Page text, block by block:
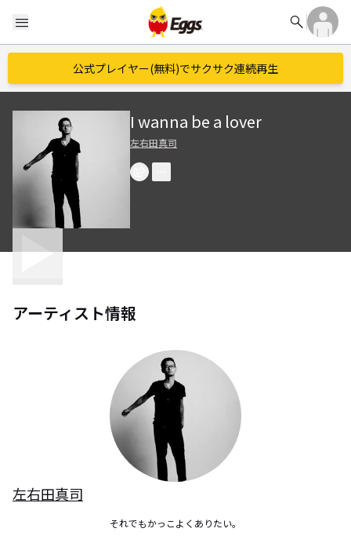
menu search
公式プレイヤー(無料)でサクサク連続再生
I wanna be a lover
左右田真司
アーティスト情報
左右田真司
それでもかっこよくありたい。